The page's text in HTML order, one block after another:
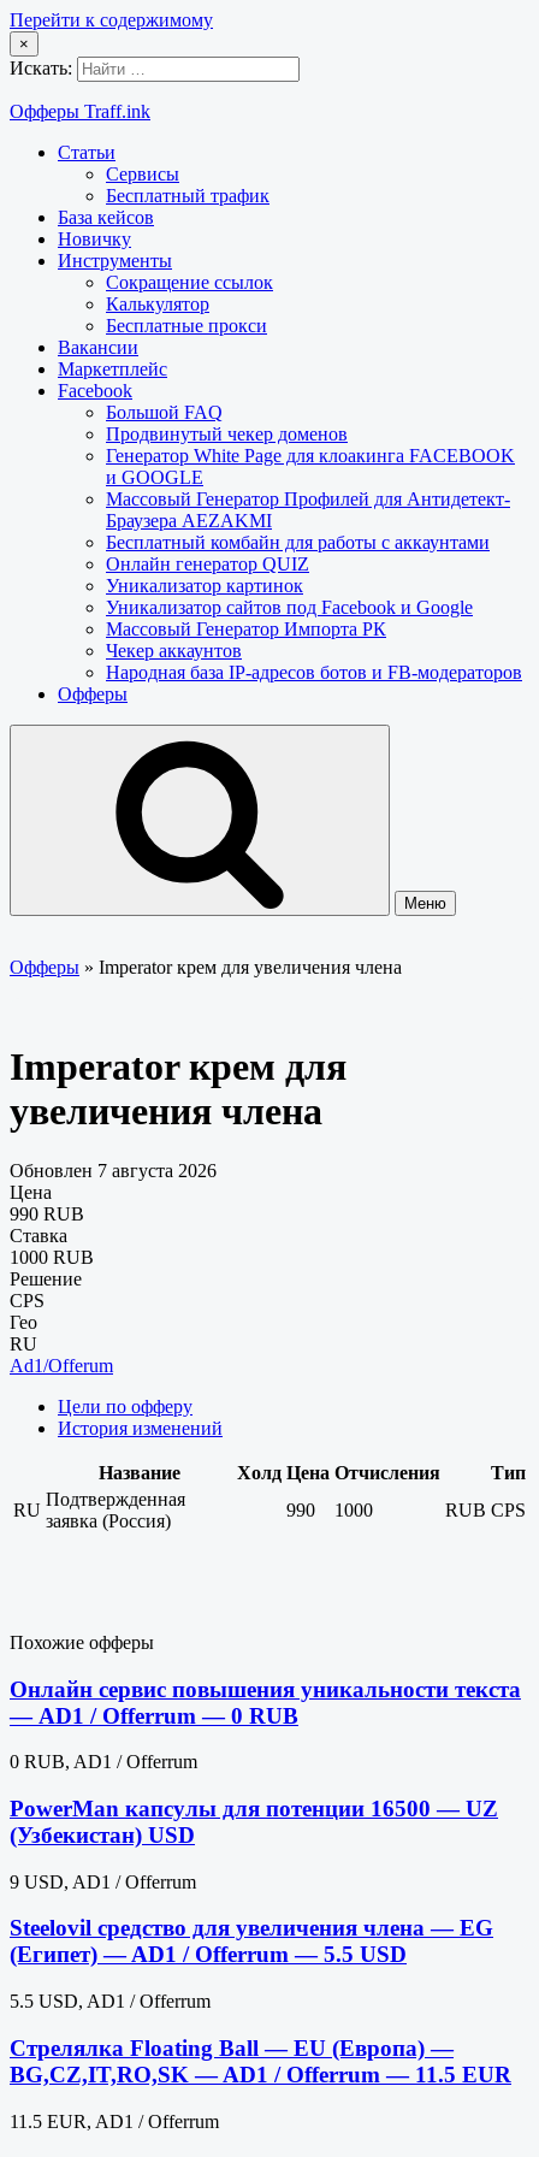
Перейти к содержимому
×
Искать:
Офферы Traff.ink
Статьи
Сервисы
Бесплатный трафик
База кейсов
Новичку
Инструменты
Сокращение ссылок
Калькулятор
Бесплатные прокси
Вакансии
Маркетплейс
Facebook
Большой FAQ
Продвинутый чекер доменов
Генератор White Page для клоакинга FACEBOOK
и GOOGLE
Массовый Генератор Профилей для Антидетект-
Браузера AEZAKMI
Бесплатный комбайн для работы с аккаунтами
Онлайн генератор QUIZ
Уникализатор картинок
Уникализатор сайтов под Facebook и Google
Массовый Генератор Импорта РК
Чекер аккаунтов
Народная база IP-адресов ботов и FB-модераторов
Офферы
Меню
Офферы » Imperator крем для увеличения члена
Imperator крем для
увеличения члена
Обновлен 7 августа 2026
Цена
990 RUB
Ставка
1000 RUB
Решение
CPS
Гео
RU
Ad1/Offerum
Цели по офферу
История изменений
Название Холд Цена Отчисления
Тип
RU
Подтвержденная
заявка (Россия)
990 1000 RUB CPS
Похожие офферы
Онлайн сервис повышения уникальности текста
— AD1 / Offerrum — 0 RUB
0 RUB, AD1 / Offerrum
PowerMan капсулы для потенции 16500 — UZ
(Узбекистан) USD
9 USD, AD1 / Offerrum
Steelovil средство для увеличения члена — EG
(Египет) — AD1 / Offerrum — 5.5 USD
5.5 USD, AD1 / Offerrum
Стрелялка Floating Ball — EU (Европа) —
BG,CZ,IT,RO,SK — AD1 / Offerrum — 11.5 EUR
11.5 EUR, AD1 / Offerrum